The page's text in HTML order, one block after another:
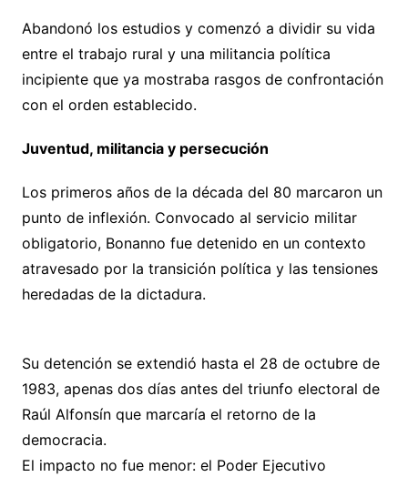
Abandonó los estudios y comenzó a dividir su vida
entre el trabajo rural y una militancia política
incipiente que ya mostraba rasgos de confrontación
con el orden establecido.
Juventud, militancia y persecución
Los primeros años de la década del 80 marcaron un
punto de inflexión. Convocado al servicio militar
obligatorio, Bonanno fue detenido en un contexto
atravesado por la transición política y las tensiones
heredadas de la dictadura.
Su detención se extendió hasta el 28 de octubre de
1983, apenas dos días antes del triunfo electoral de
Raúl Alfonsín que marcaría el retorno de la
democracia.
El impacto no fue menor: el Poder Ejecutivo